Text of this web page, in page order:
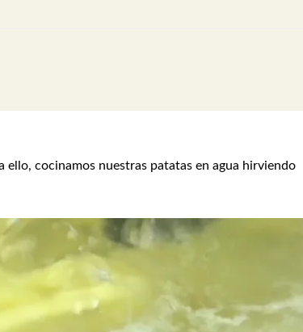
cocinamos nuestras patatas en agua hirviendo